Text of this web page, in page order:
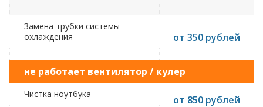
Замена трубки системы
охлаждения
от 350 рублей
не работает вентилятор / кулер
Чистка ноутбука от 850 рублей